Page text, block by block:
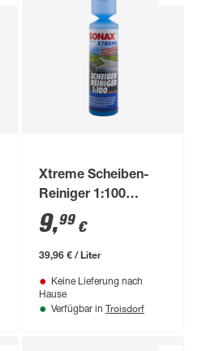
Xtreme Scheiben-
Reiniger 1:100
NanoPro
9,99 €
39,96 € / Liter
Keine Lieferung nach
Hause
Verfügbar in Troisdorf